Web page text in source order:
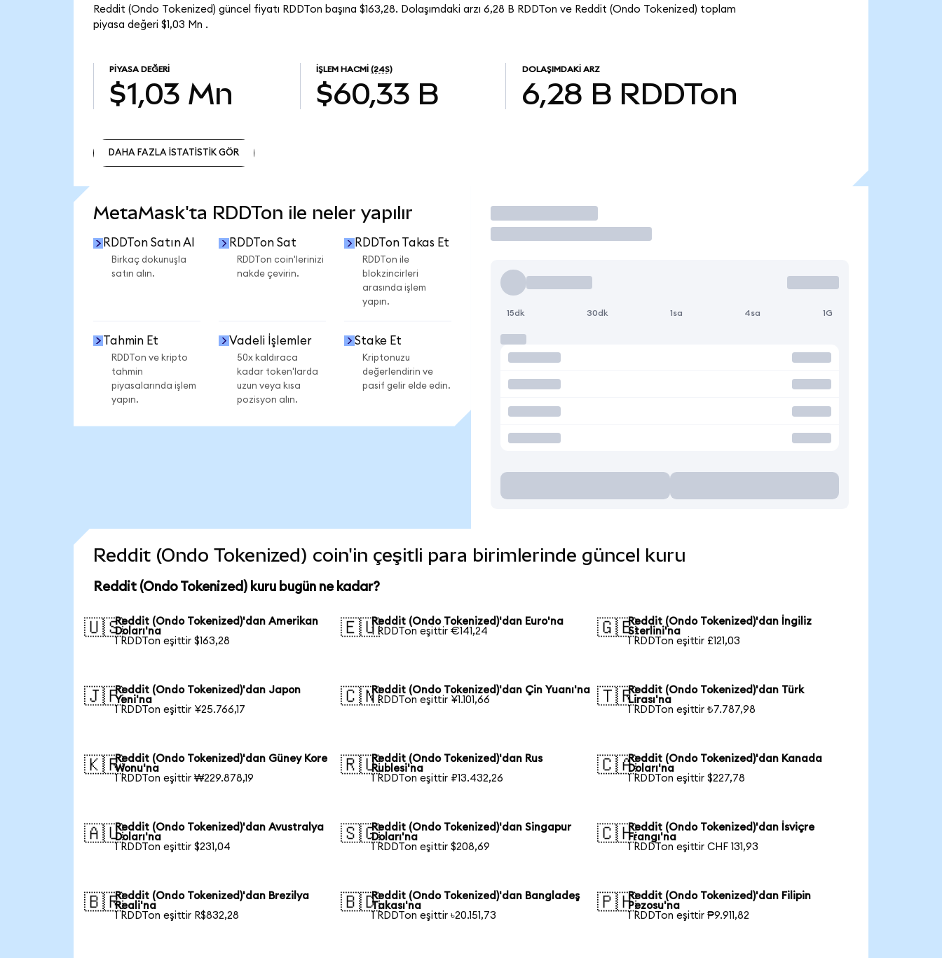
Reddit (Ondo Tokenized) güncel fiyatı RDDTon başına $163,28. Dolaşımdaki arzı 6,28 B RDDTon ve Reddit (Ondo Tokenized) toplam
piyasa değeri $1,03 Mn .
PIYASA DEĞERI
$1,03 Mn
İŞLEM HACMI (24S)
$60,33 B
DOLAŞIMDAKI ARZ
6,28 B RDDTon
DAHA FAZLA İSTATİSTİK GÖR
MetaMask'ta RDDTon ile neler yapılır
RDDTon Satın Al
Birkaç dokunuşla
satın alın.
RDDTon Sat
RDDTon coin'lerinizi
nakde çevirin.
RDDTon Takas Et
RDDTon ile
blokzincirleri
arasında işlem
yapın.
Tahmin Et
RDDTon ve kripto
tahmin
piyasalarında işlem
yapın.
Vadeli İşlemler
50x kaldıraca
kadar token'larda
uzun veya kısa
pozisyon alın.
Stake Et
Kriptonuzu
değerlendirin ve
pasif gelir elde edin.
İşlem Yap
15dk 30dk 1sa 4sa 1G
Reddit (Ondo Tokenized) coin'in çeşitli para birimlerinde güncel kuru
Reddit (Ondo Tokenized) kuru bugün ne kadar?
🇺🇸Reddit (Ondo Tokenized)'dan Amerikan
Doları'na
1 RDDTon eşittir $163,28
🇪🇺Reddit (Ondo Tokenized)'dan Euro'na
1 RDDTon eşittir €141,24
🇬🇧Reddit (Ondo Tokenized)'dan İngiliz
Sterlini'na
1 RDDTon eşittir £121,03
🇯🇵Reddit (Ondo Tokenized)'dan Japon
Yeni'na
1 RDDTon eşittir ¥25.766,17
🇨🇳Reddit (Ondo Tokenized)'dan Çin Yuanı'na
1 RDDTon eşittir ¥1.101,66
🇹🇷Reddit (Ondo Tokenized)'dan Türk
Lirası'na
1 RDDTon eşittir ₺7.787,98
🇰🇷Reddit (Ondo Tokenized)'dan Güney Kore
Wonu'na
1 RDDTon eşittir ₩229.878,19
🇷🇺Reddit (Ondo Tokenized)'dan Rus
Rublesi'na
1 RDDTon eşittir ₽13.432,26
🇨🇦Reddit (Ondo Tokenized)'dan Kanada
Doları'na
1 RDDTon eşittir $227,78
🇦🇺Reddit (Ondo Tokenized)'dan Avustralya
Doları'na
1 RDDTon eşittir $231,04
🇸🇬Reddit (Ondo Tokenized)'dan Singapur
Doları'na
1 RDDTon eşittir $208,69
🇨🇭Reddit (Ondo Tokenized)'dan İsviçre
Frangı'na
1 RDDTon eşittir CHF 131,93
🇧🇷Reddit (Ondo Tokenized)'dan Brezilya
Reali'na
1 RDDTon eşittir R$832,28
🇧🇩Reddit (Ondo Tokenized)'dan Bangladeş
Takası'na
1 RDDTon eşittir ৳20.151,73
🇵🇭Reddit (Ondo Tokenized)'dan Filipin
Pezosu'na
1 RDDTon eşittir ₱9.911,82